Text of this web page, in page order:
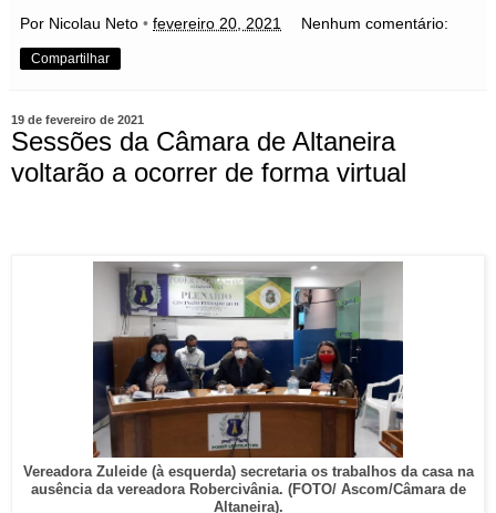
Por Nicolau Neto • fevereiro 20, 2021 Nenhum comentário:
Compartilhar
19 de fevereiro de 2021
Sessões da Câmara de Altaneira
voltarão a ocorrer de forma virtual
Vereadora Zuleide (à esquerda) secretaria os trabalhos da casa na
ausência da vereadora Robercivânia. (FOTO/ Ascom/Câmara de
Altaneira).